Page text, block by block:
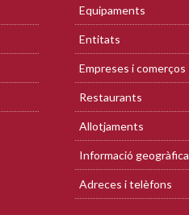
Equipaments
Entitats
Empreses i comerços
Restaurants
Allotjaments
Informació geogràfica
Adreces i telèfons